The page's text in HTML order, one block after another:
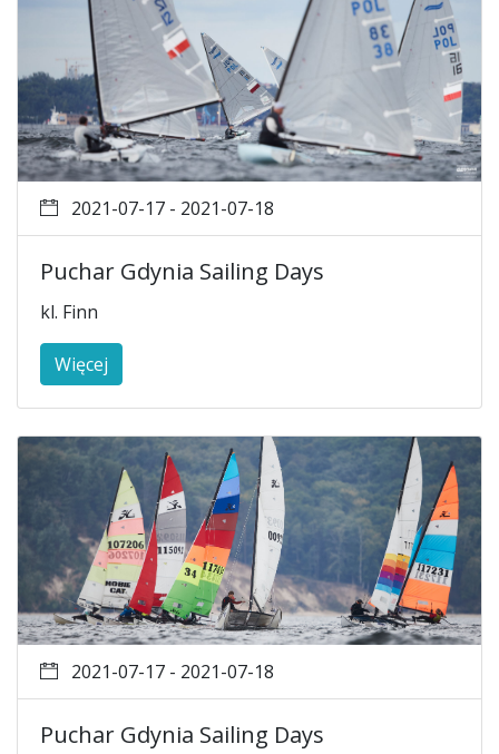
2021-07-17 - 2021-07-18
Puchar Gdynia Sailing Days
kl. Finn
Więcej
2021-07-17 - 2021-07-18
Puchar Gdynia Sailing Days